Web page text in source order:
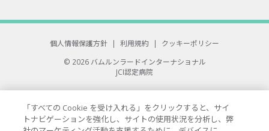
個人情報保護方針 | 利用規約 |
クッキーポリシー
© 2026 バムルンラードインターナショナル
JCI認定病院
All rights reserved.
「すべての Cookie を受け入れる」をクリックすると、サイ
トナビゲーションを強化し、サイトの使用状況を分析し、弊